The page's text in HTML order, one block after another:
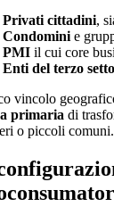
Privati cittadini,
Condomini e
PMI il cui core
Enti del terzo
vincolo
primaria di
o piccoli comuni.